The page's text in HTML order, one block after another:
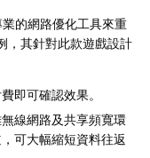
的網路優化工具來重
，其針對此款遊戲設計
即可確認效果。
線網路及共享頻寬環
可大幅縮短資料往返